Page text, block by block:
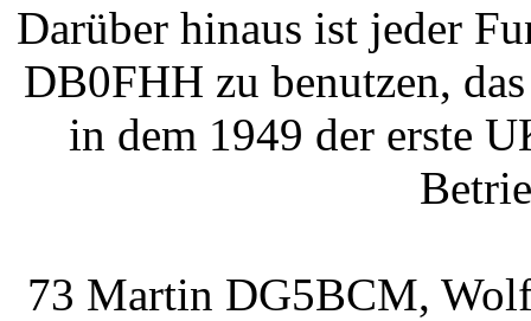
Darüber hinaus ist jeder
DB0FHH zu benutzen,
in dem 1949 der erste
73 Martin DG5BCM,